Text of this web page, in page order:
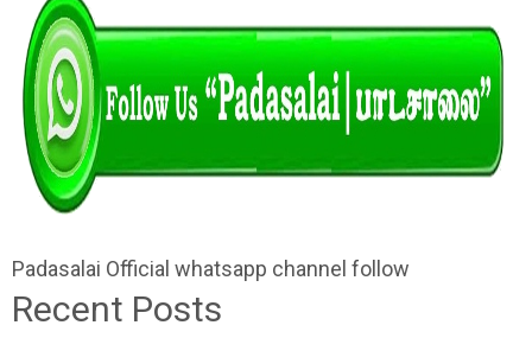
Padasalai Official whatsapp channel follow
Recent Posts